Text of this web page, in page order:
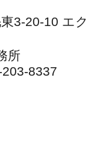
3-20-10 エク
所
8337